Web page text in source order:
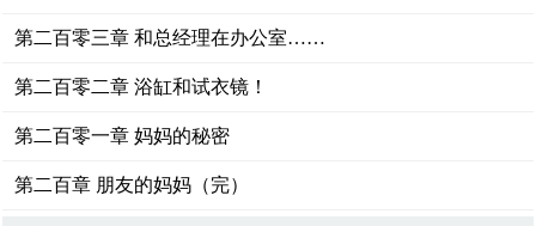
第二百零三章 和总经理在办公室……
第二百零二章 浴缸和试衣镜！
第二百零一章 妈妈的秘密
第二百章 朋友的妈妈（完）